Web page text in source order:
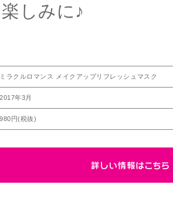
しみに♪
ミラクルロマンス メイクアップリフレッシュマスク
2017年3月
980円(税抜)